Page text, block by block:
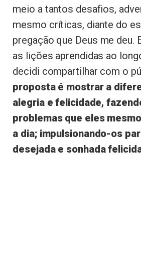
meio a tantos desafios,
mesmo críticas, diante do
pregação que Deus me deu.
as lições aprendidas ao
decidi compartilhar com o
proposta é mostrar a
alegria e felicidade,
problemas que eles
a dia; impulsionando-os
desejada e sonhada